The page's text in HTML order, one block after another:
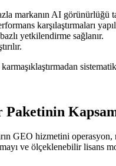
markanın AI görünürlüğü
karşılaştırmaları
yetkilendirme sağlanır.
GEO hizmetini
ve ölçeklenebilir lisans